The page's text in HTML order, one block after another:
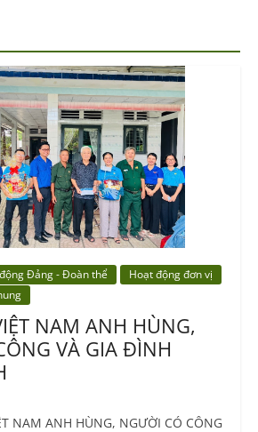
Đảng - Đoàn thể
Hoạt động đơn vị
NAM ANH HÙNG,
VÀ GIA ĐÌNH
NAM ANH HÙNG, NGƯỜI CÓ CÔNG